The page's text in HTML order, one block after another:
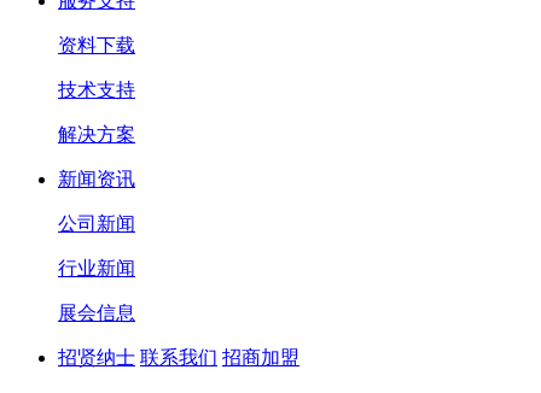
资料下载
技术支持
解决方案
新闻资讯
公司新闻
行业新闻
展会信息
招贤纳士 联系我们 招商加盟